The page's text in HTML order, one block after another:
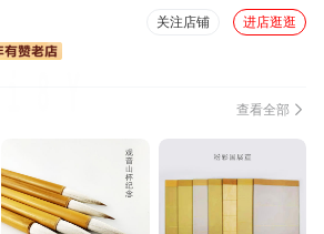
关注店铺 进店逛逛
查看全部